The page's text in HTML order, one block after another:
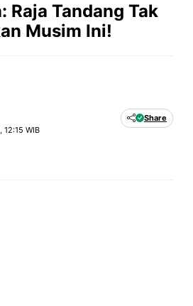
Raja Tandang Tak
Musim Ini!
WIB
Share